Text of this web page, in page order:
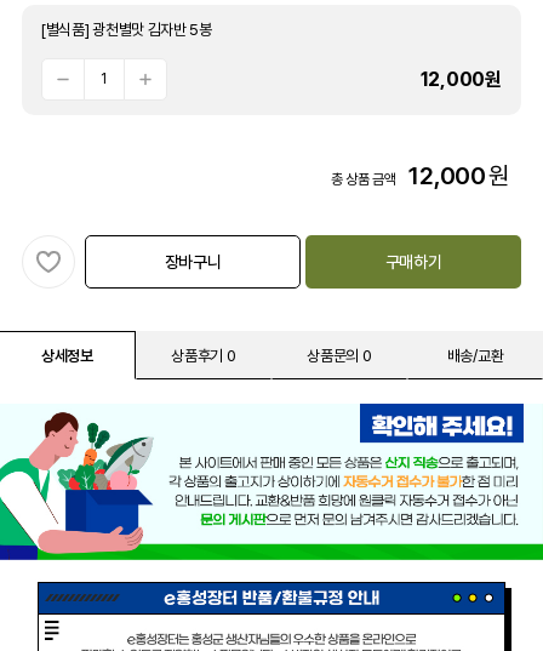
[별식품] 광천별맛 김자반 5봉
12,000원
총 상품 금액 12,000원
장바구니 구매하기
상세정보 상품후기 0 상품문의 0 배송/교환